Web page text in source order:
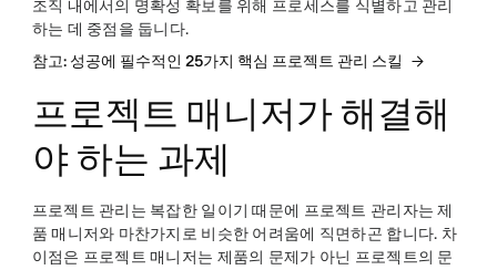
조직 내에서의 명확성 확보를 위해 프로세스를 식별하고 관리
하는 데 중점을 둡니다.
참고: 성공에 필수적인 25가지 핵심 프로젝트 관리 스킬
프로젝트 매니저가 해결해
야 하는 과제
프로젝트 관리는 복잡한 일이기 때문에 프로젝트 관리자는 제
품 매니저와 마찬가지로 비슷한 어려움에 직면하곤 합니다. 차
이점은 프로젝트 매니저는 제품의 문제가 아닌 프로젝트의 문